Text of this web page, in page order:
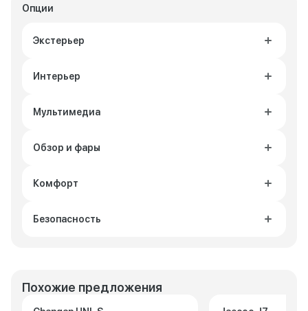
Опции
Экстерьер
Интерьер
Мультимедиа
Обзор и фары
Комфорт
Безопасность
Похожие предложения